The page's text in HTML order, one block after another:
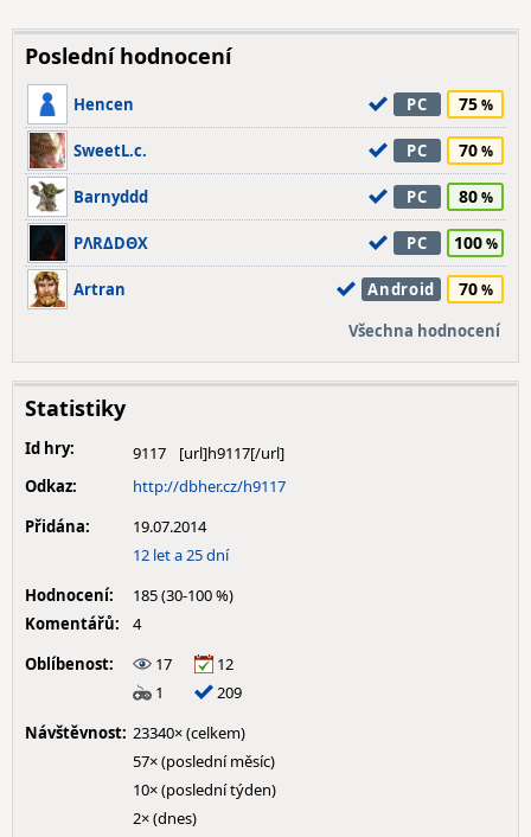
Poslední hodnocení
Hencen PC 75
SweetL.c. PC 70
Barnyddd PC 80
PΛRΔDΘX PC 100
Artran Android 70
Všechna hodnocení
Statistiky
Id hry:
9117
Odkaz:
http://dbher.cz/h9117
Přidána:
19.07.2014
12 let a 25 dní
Hodnocení:
185 (30-100 %)
Komentářů:
4
Oblíbenost:
17
12
1
209
Návštěvnost: 23340× (celkem)
57× (poslední měsíc)
10× (poslední týden)
2× (dnes)